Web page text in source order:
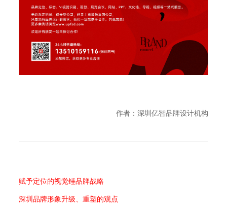
作者：深圳亿智品牌设计机构
赋予定位的视觉锤品牌战略
深圳品牌形象升级、重塑的观点